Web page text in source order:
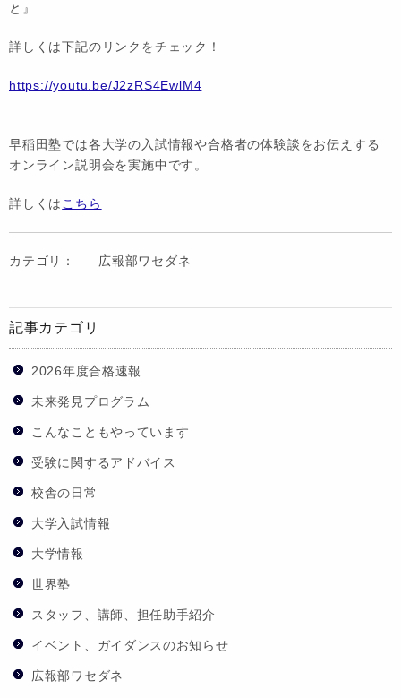
と』
詳しくは下記のリンクをチェック！
https://youtu.be/J2zRS4EwlM4
早稲田塾では各大学の入試情報や合格者の体験談をお伝えする
オンライン説明会を実施中です。
詳しくはこちら
カテゴリ： 広報部ワセダネ
記事カテゴリ
2026年度合格速報
未来発見プログラム
こんなこともやっています
受験に関するアドバイス
校舎の日常
大学入試情報
大学情報
世界塾
スタッフ、講師、担任助手紹介
イベント、ガイダンスのお知らせ
広報部ワセダネ